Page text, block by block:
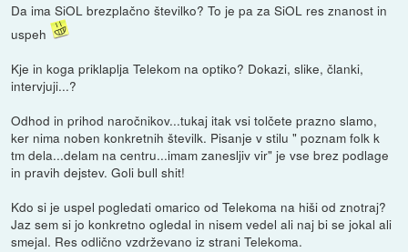
Da ima SiOL brezplačno številko? To je pa za SiOL res znanost in
uspeh
Kje in koga priklaplja Telekom na optiko? Dokazi, slike, članki,
intervjuji...?
Odhod in prihod naročnikov...tukaj itak vsi tolčete prazno slamo,
ker nima noben konkretnih številk. Pisanje v stilu " poznam folk k
tm dela...delam na centru...imam zanesljiv vir" je vse brez podlage
in pravih dejstev. Goli bull shit!
Kdo si je uspel pogledati omarico od Telekoma na hiši od znotraj?
Jaz sem si jo konkretno ogledal in nisem vedel ali naj bi se jokal ali
smejal. Res odlično vzdrževano iz strani Telekoma.